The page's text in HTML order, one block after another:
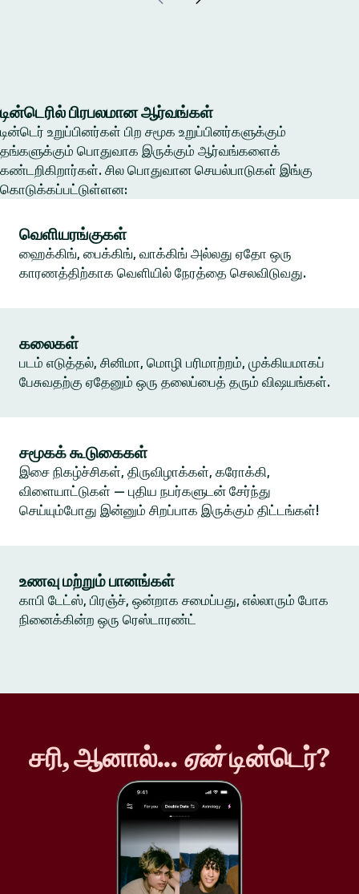
டின்டெரில் பிரபலமான ஆர்வங்கள்
டின்டெர் உறுப்பினர்கள் பிற சமூக உறுப்பினர்களுக்கும்
தங்களுக்கும் பொதுவாக இருக்கும் ஆர்வங்களைக்
கண்டறிகிறார்கள். சில பொதுவான செயல்பாடுகள் இங்கு
கொடுக்கப்பட்டுள்ளன:
வெளியரங்குகள்
ஹைக்கிங், பைக்கிங், வாக்கிங் அல்லது ஏதோ ஒரு
காரணத்திற்காக வெளியில் நேரத்தை செலவிடுவது.
கலைகள்
படம் எடுத்தல், சினிமா, மொழி பரிமாற்றம், முக்கியமாகப்
பேசுவதற்கு ஏதேனும் ஒரு தலைப்பைத் தரும் விஷயங்கள்.
சமூகக் கூடுகைகள்
இசை நிகழ்ச்சிகள், திருவிழாக்கள், கரோக்கி,
விளையாட்டுகள் — புதிய நபர்களுடன் சேர்ந்து
செய்யும்போது இன்னும் சிறப்பாக இருக்கும் திட்டங்கள்!
உணவு மற்றும் பானங்கள்
காபி டேட்ஸ், பிரஞ்ச், ஒன்றாக சமைப்பது, எல்லாரும் போக
நினைக்கின்ற ஒரு ரெஸ்டாரண்ட்
சரி, ஆனால்... ஏன்டின்டெர்?